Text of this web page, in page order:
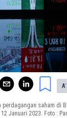
A-
perdagangan saham di
Januari 2023. Foto :